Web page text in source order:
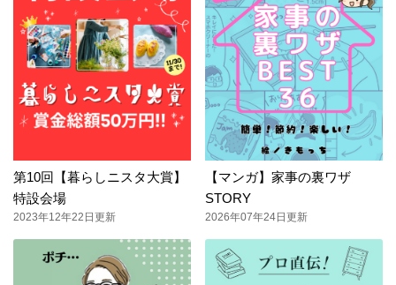
第10回【暮らしニスタ大賞】
特設会場
2023年12年22日更新
【マンガ】家事の裏ワザ
STORY
2026年07年24日更新